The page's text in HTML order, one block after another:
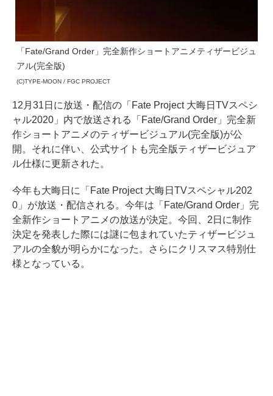
「Fate/Grand Order」完全新作ショートアニメティザービジュ
アル(完全版)
(C)TYPE-MOON / FGC PROJECT
12月31日に放送・配信の「Fate Project 大晦日TVスペシ
ャル2020」内で放送される「Fate/Grand Order」完全新
作ショートアニメのティザービジュアル(完全版)が公
開。それに伴い、公式サイトも完全版ティザービジュア
ル仕様に更新された。
今年も大晦日に「Fate Project 大晦日TVスペシャル202
0」が放送・配信される。今年は「Fate/Grand Order」完
全新作ショートアニメの放送が決定。今回、2日に制作
決定を発表した際には謎に包まれていたティザービジュ
アルの全貌が明らかになった。さらにクリスマス特別仕
様となっている。